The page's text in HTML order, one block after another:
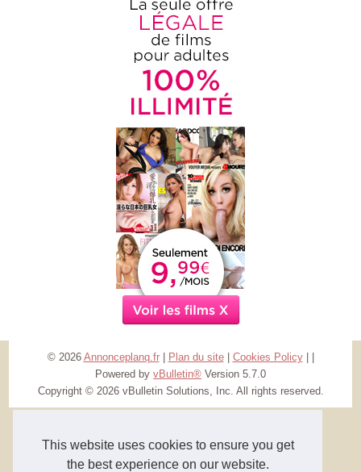
This website uses cookies to ensure you get
the best experience on our website.
© 2026 Annonceplanq.fr| Plan du site| Cookies Policy|
Powered by vBulletin® Version 5.7.0
Copyright © 2026 vBulletin Solutions, Inc. All rights reserved.